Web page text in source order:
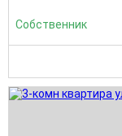
Собственник